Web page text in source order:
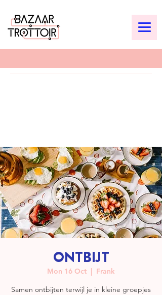
ONTBIJT
Mon 16 Oct
  |
Frank
Samen ontbijten terwijl je in kleine groepjes